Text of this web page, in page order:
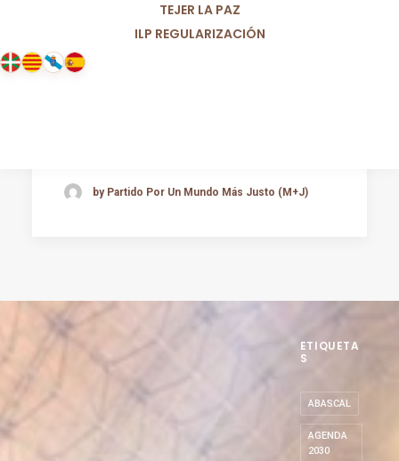
TEJER LA PAZ
ILP REGULARIZACIÓN
by Partido Por Un Mundo Más Justo (M+J)
ETIQUETA
S
ABASCAL
AGENDA
2030